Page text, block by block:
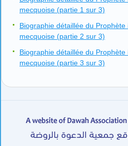
mecquoise (partie 1 sur 3)
Biographie détaillée du
mecquoise (partie 2 sur 3)
Biographie détaillée du
mecquoise (partie 3 sur 3)